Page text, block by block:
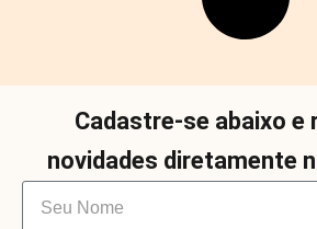
Cadastre-se abaixo e
novidades diretamente